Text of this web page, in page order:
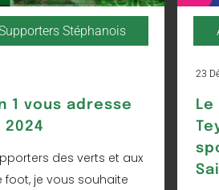
Stéphanois
1 vous adresse
des verts et aux
je vous souhaite
23